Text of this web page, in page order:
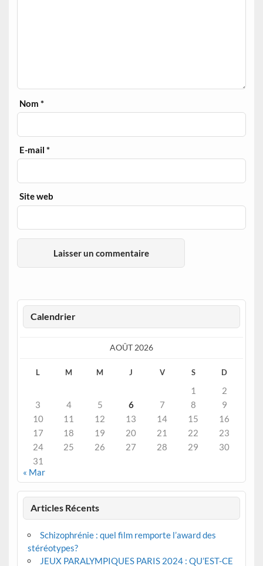
Nom*
E-mail*
Site web
Calendrier
AOÛT 2026
L M M J V S D
1
2
3
4 5 6 7 8
9
10
11 12 13 14 15
16
17
18 19 20 21 22
23
24
25 26 27 28 29
30
31
« Mar
Articles Récents
Schizophrénie : quel film remporte l’award des
stéréotypes?
JEUX PARALYMPIQUES PARIS 2024 : QU’EST-CE